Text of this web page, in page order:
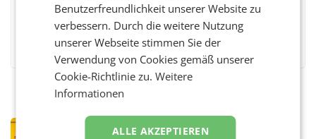
FacebookTwitter MessengerWhatsAppLinkedInXING Teilen
Benutzerfreundlichkeit unserer Website zu
verbessern. Durch die weitere Nutzung
unserer Webseite stimmen Sie der
Verwendung von Cookies gemäß unserer
Cookie-Richtlinie zu.Weitere
Informationen
ALLE AKZEPTIEREN